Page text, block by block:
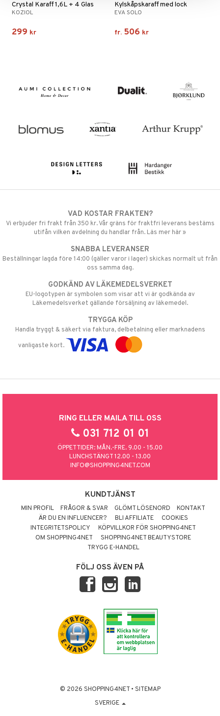
Crystal Karaff 1,6L + 4 Glas
KOZIOL
299 kr
Kylskåpskaraff med lock
EVA SOLO
fr. 506 kr
VAD KOSTAR FRAKTEN?
Vi erbjuder fri frakt från 350 kr. Vår gräns för fraktfri leverans bestäms
utifån vilken avdelning du handlar från. Läs mer här »
SNABBA LEVERANSER
Beställningar lagda före 14:00 (gäller varor i lager) skickas normalt ut från
oss samma dag.
GODKÄND AV LÄKEMEDELSVERKET
EU-logotypen är symbolen som visar att vi är godkända av
Läkemedelsverket gällande försäljning av läkemedel.
TRYGGA KÖP
Handla tryggt & säkert via faktura, delbetalning eller marknadens
vanligaste kort.
RING ELLER MAILA TILL OSS
031 712 01 01
ÖPPETTIDER: MÅN.-FRE. 9.00 - 15.00
LUNCHSTÄNGT 12.00 - 13.00
INFO@SHOPPING4NET.COM
KUNDTJÄNST
MIN PROFIL FRÅGOR & SVAR GLÖMT LÖSENORD
KONTAKT
ÄR DU EN INFLUENCER?
BLI AFFILIATE
COOKIES
INTEGRITETSPOLICY
KÖPVILLKOR FÖR SHOPPING4NET
OM SHOPPING4NET
SHOPPING4NET BEAUTYSTORE
TRYGG E-HANDEL
FÖLJ OSS ÄVEN PÅ
© 2026 SHOPPING4NET • SITEMAP
SVERIGE